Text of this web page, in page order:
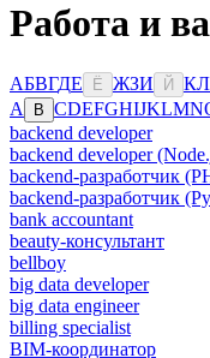
Работа и
АБВГДЕ Ё ЖЗИ Й КЛ
A
B CDEFGHIJKLMN
backend developer
backend developer
backend-разработчик
backend-разработчик
bank accountant
beauty-консультант
bellboy
big data developer
big data engineer
billing specialist
BIM-координатор